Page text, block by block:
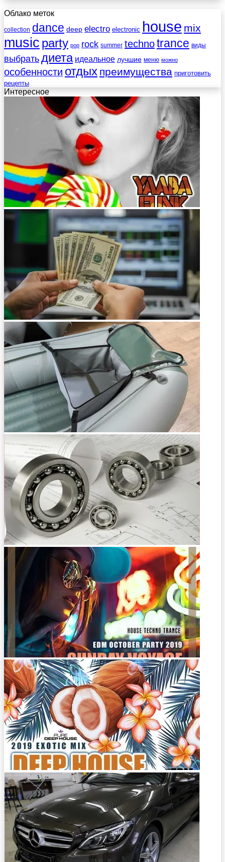
Облако меток
collection dance deep electro electronic house mix
music party pop rock summer technotrance виды
выбратьдиета идеальное лучшие меню можно
особенности отдых преимущества приготовить
рецепты
Интересное